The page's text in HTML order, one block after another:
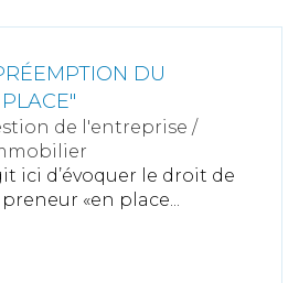
DU
de l'entreprise /
ici d’évoquer le droit de
«en place...